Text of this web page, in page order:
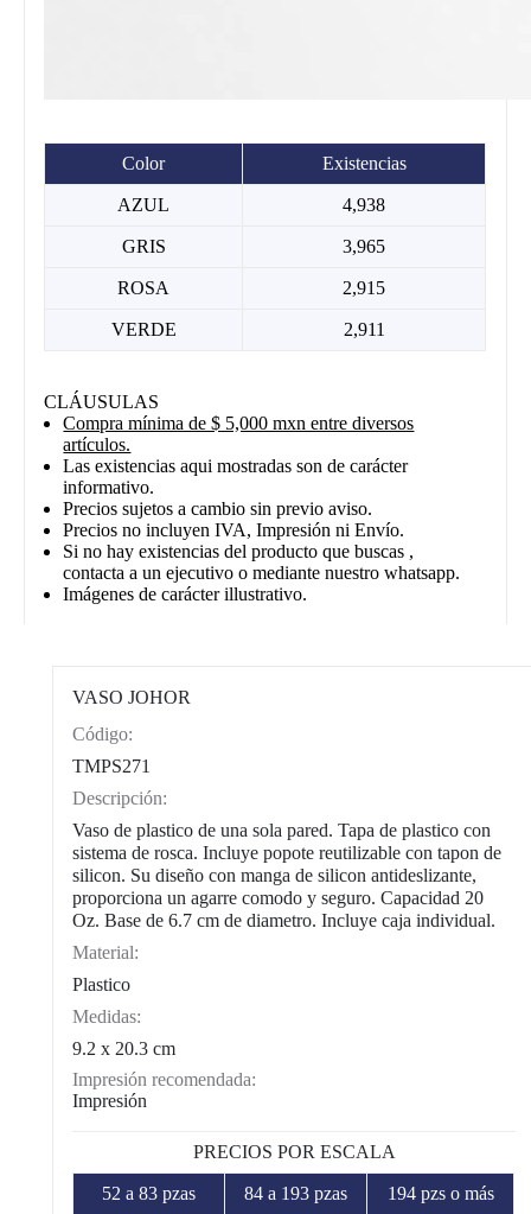
Color Existencias
AZUL 4,938
GRIS 3,965
ROSA 2,915
VERDE 2,911
CLÁUSULAS
Compra mínima de $ 5,000 mxn entre diversos
artículos.
Las existencias aqui mostradas son de carácter
informativo.
Precios sujetos a cambio sin previo aviso.
Precios no incluyen IVA, Impresión ni Envío.
Si no hay existencias del producto que buscas ,
contacta a un ejecutivo o mediante nuestro whatsapp.
Imágenes de carácter illustrativo.
VASO JOHOR
Código:
TMPS271
Descripción:
Vaso de plastico de una sola pared. Tapa de plastico con
sistema de rosca. Incluye popote reutilizable con tapon de
silicon. Su diseño con manga de silicon antideslizante,
proporciona un agarre comodo y seguro. Capacidad 20
Oz. Base de 6.7 cm de diametro. Incluye caja individual.
Material:
Plastico
Medidas:
9.2 x 20.3 cm
Impresión recomendada:
Impresión
PRECIOS POR ESCALA
52 a 83 pzas 84 a 193 pzas 194 pzs o más